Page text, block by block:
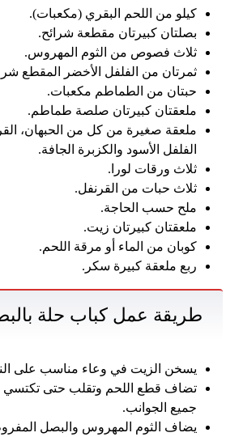
كيلو من اللحم البقري (مكعبات).
بصلتان كبيرتان مقطعة شرائح.
ثلاث فصوص من الثوم المهروس.
ثمرتان من الفلفل الأخضر المقطع
حبتان من الطماطم مكعبات.
ملعقتان كبيرتان صلصة طماطم.
ملعقة صغيرة من كل من الحبهان،
الفلفل الأسود والكزبرة الجافة.
ثلاث ورقات لورا.
ثلاث حبات من القرنفل.
ملح حسب الحاجة.
ملعقتان كبيرتان زيت.
كوبان من الماء أو مرقة اللحم.
ربع ملعقة كبيرة سكر.
طريقة عمل كباب حلة
يسخن الزيت في وعاء مناسب على
تضاف قطع اللحم وتقلب حتى تكتسي
جميع الجوانب.
يضاف الثوم المهروس والبصل